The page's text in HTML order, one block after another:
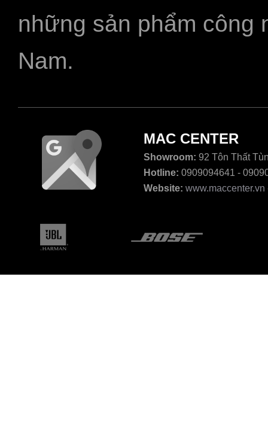
những sản phẩm công
Nam.
MAC CENTER
Showroom: 92 Tôn Thất
Hotline: 0909094641 -
Website: www.maccenter.vn